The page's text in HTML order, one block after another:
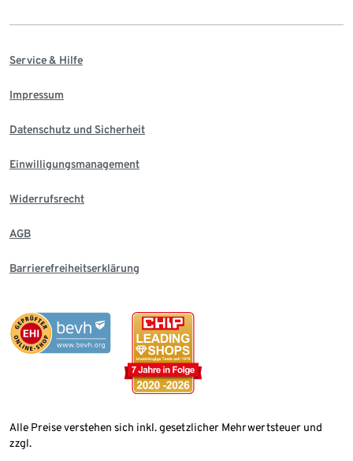
Service & Hilfe
Impressum
Datenschutz und Sicherheit
Einwilligungsmanagement
Widerrufsrecht
AGB
Barrierefreiheitserklärung
Alle Preise verstehen sich inkl. gesetzlicher Mehrwertsteuer und
zzgl.